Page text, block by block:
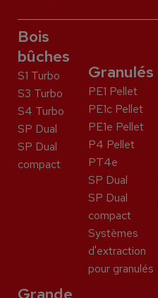
Bois
bûches
S1 Turbo
S3 Turbo
S4 Turbo
SP Dual
SP Dual
compact
Granulés
PE1 Pellet
PE1c Pellet
PE1e Pellet
P4 Pellet
PT4e
SP Dual
SP Dual
compact
Systèmes
d'extraction
pour granulés